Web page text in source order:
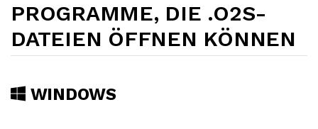
PROGRAMME, DIE .O2S-
DATEIEN ÖFFNEN KÖNNEN
WINDOWS